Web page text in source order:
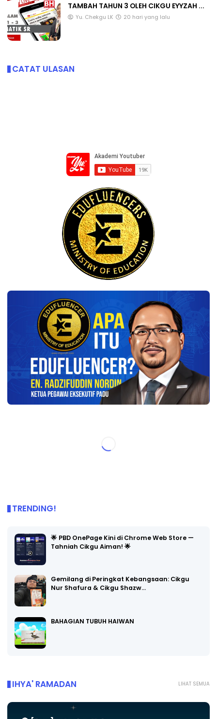
TAMBAH TAHUN 3 OLEH CIKGU EYYZAH ...
Yu. Chekgu LK 20 hari yang lalu
CATAT ULASAN
TRENDING!
🌟 PBD OnePage Kini di Chrome Web Store —
Tahniah Cikgu Aiman! 🌟
Gemilang di Peringkat Kebangsaan: Cikgu
Nur Shafura & Cikgu Shazw…
BAHAGIAN TUBUH HAIWAN
LIHAT SEMUA
IHYA' RAMADAN